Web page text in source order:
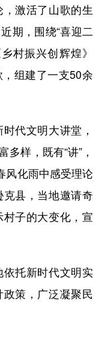
激活了山歌的生
期，围绕“喜迎二
村振兴创辉煌》
组建了一支50余
代文明大讲堂，
样，既有“讲”，
风化雨中感受理论
县，当地邀请奇
子的大变化，宣
托新时代文明实
策，广泛凝聚民